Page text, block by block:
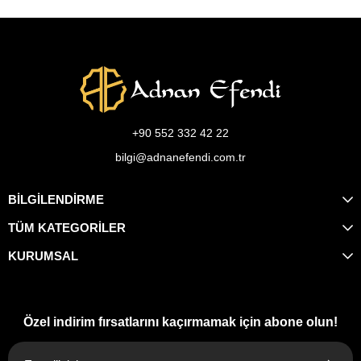
+90 552 332 42 22
bilgi@adnanefendi.com.tr
BİLGİLENDİRME
TÜM KATEGORİLER
KURUMSAL
Özel indirim fırsatlarını kaçırmamak için abone olun!